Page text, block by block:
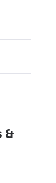
&